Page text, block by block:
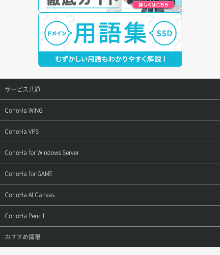
サービス共通
サポートトップ
ご契約・お支払い
用語集
お問い合わせ
ConoHa WING
サポートトップ
ご利用ガイド
お乗り換えガイド
よくある質問
ConoHa VPS
サポートトップ
ご利用ガイド
APIドキュメントVPS2.0
APIドキュメントVPS3.0
ConoHa for Windows Server
サポートトップ
ご利用ガイド
APIドキュメントVPS2.0
APIドキュメントVPS3.0
ConoHa for GAME
サポートトップ
ご利用ガイド
ConoHa AI Canvas
サポートトップ
ご利用ガイド
ConoHa Pencil
サポートトップ
おすすめ情報